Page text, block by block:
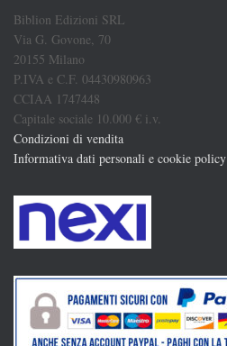
Biblion Edizioni SRL
Via G. Govone, 70
20155 Milano
P.IVA e C.F. 04430980963
CCIAA 1747448
Capitale sociale 10.000 € i.v.
Condizioni di vendita
Informativa dati personali e cookie policy